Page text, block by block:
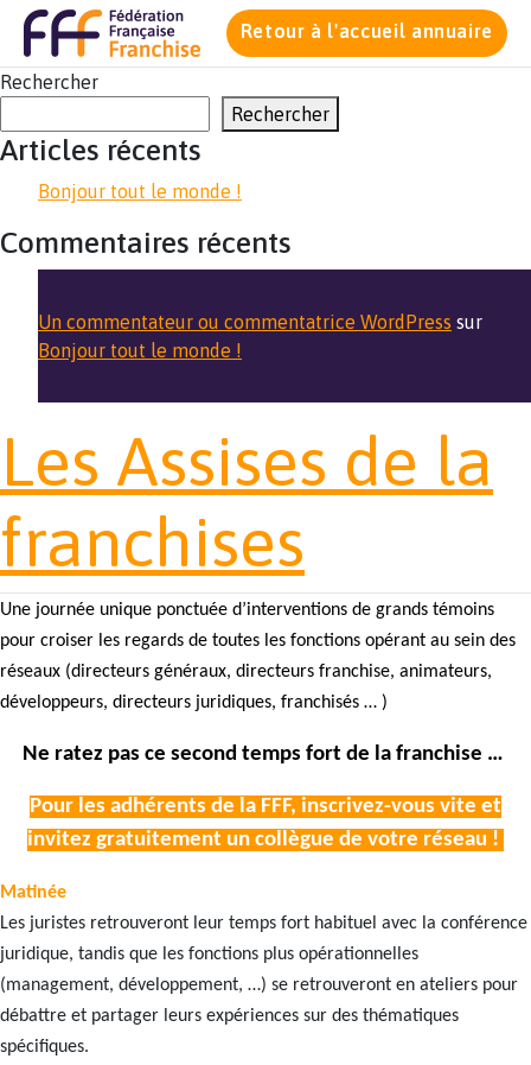
Retour à l'accueil annuaire
Rechercher
Rechercher
Articles récents
Bonjour tout le monde !
Commentaires récents
Un commentateur ou commentatrice WordPress sur
Bonjour tout le monde !
Les Assises de la
franchises
Une journée unique ponctuée d’interventions de grands témoins
pour croiser les regards de toutes les fonctions opérant au sein des
réseaux (directeurs généraux, directeurs franchise, animateurs,
développeurs, directeurs juridiques, franchisés … )
Ne ratez pas ce second temps fort de la franchise …
Pour les adhérents de la FFF, inscrivez-vous vite et
invitez gratuitement un collègue de votre réseau !
Matinée
Les juristes retrouveront leur temps fort habituel avec la conférence
juridique, tandis que les fonctions plus opérationnelles
(management, développement, …) se retrouveront en ateliers pour
débattre et partager leurs expériences sur des thématiques
spécifiques.